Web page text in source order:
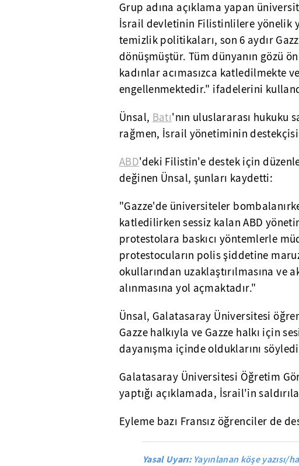
Grup adına açıklama yapan
İsrail devletinin Filistinlilere yönelik
temizlik politikaları, son 6 aydır
dönüşmüştür. Tüm dünyanın gözü
kadınlar acımasızca katledilmekte
engellenmektedir." ifadelerini
Ünsal, Batı'nın uluslararası hukuku
rağmen, İsrail yönetiminin
ABD'deki Filistin'e destek için
değinen Ünsal, şunları kaydetti:
"Gazze'de üniversiteler
katledilirken sessiz kalan ABD
protestolara baskıcı yöntemlerle
protestocuların polis şiddetine
okullarından uzaklaştırılmasına ve
alınmasına yol açmaktadır."
Ünsal, Galatasaray Üniversitesi
Gazze halkıyla ve Gazze halkı için
dayanışma içinde olduklarını
Galatasaray Üniversitesi Öğretim
yaptığı açıklamada, İsrail'in
Eyleme bazı Fransız öğrenciler de
Yasal Uyarı:Yayınlanan köşe yazısı/